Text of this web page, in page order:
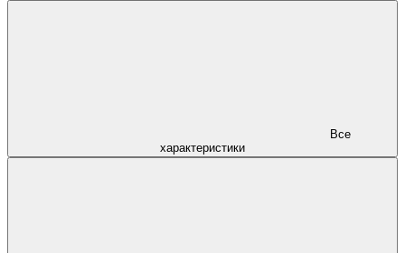
характеристики